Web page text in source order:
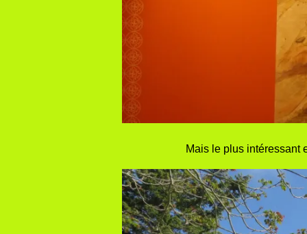
Mais le plus intéressant